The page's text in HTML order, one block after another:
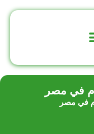
في مصر
في مصر